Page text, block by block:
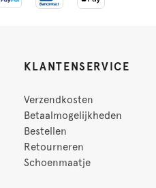
KLANTENSERVICE
Verzendkosten
Betaalmogelijkheden
Bestellen
Retourneren
Schoenmaatje